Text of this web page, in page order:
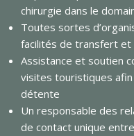
chirurgie dans le
Toutes sortes
facilités de transfert et
Assistance et soutien
visites touristiques
détente
Un responsable des
de contact unique